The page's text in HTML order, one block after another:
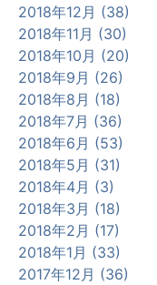
2018年12月 (38)
2018年11月 (30)
2018年10月 (20)
2018年9月 (26)
2018年8月 (18)
2018年7月 (36)
2018年6月 (53)
2018年5月 (31)
2018年4月 (3)
2018年3月 (18)
2018年2月 (17)
2018年1月 (33)
2017年12月 (36)